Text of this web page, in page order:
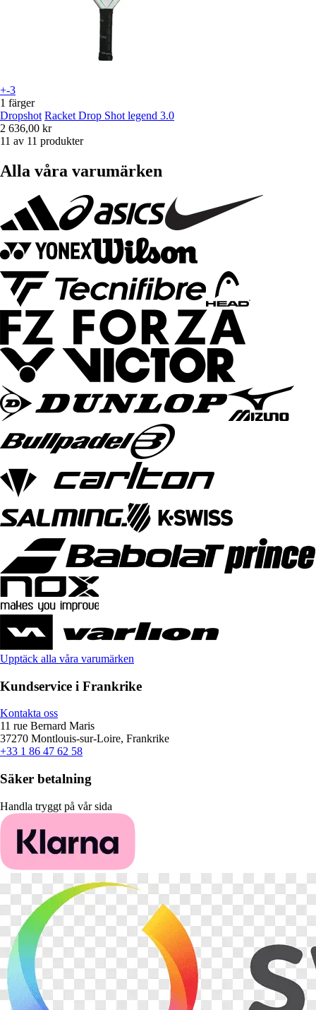
+-3
1 färger
Dropshot Racket Drop Shot legend 3.0
2 636,00 kr
11 av 11 produkter
Alla våra varumärken
Upptäck alla våra varumärken
Kundservice i Frankrike
Kontakta oss
11 rue Bernard Maris
37270 Montlouis-sur-Loire, Frankrike
+33 1 86 47 62 58
Säker betalning
Handla tryggt på vår sida